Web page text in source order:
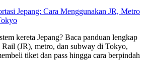
Jepang: Cara Menggunakan JR, Metro
kereta Jepang? Baca panduan lengkap
Rail (JR), metro, dan subway di Tokyo,
tiket dan pass hingga cara berpindah